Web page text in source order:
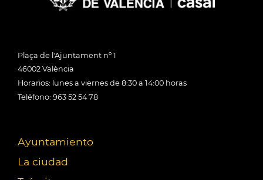
Plaça de l'Ajuntament nº 1
46002 València
Horarios: lunes a viernes de 8:30 a 14:00 horas
Teléfono: 963 52 54 78
Ayuntamiento
La ciudad